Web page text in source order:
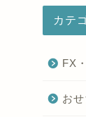
カテ
FX
おせ